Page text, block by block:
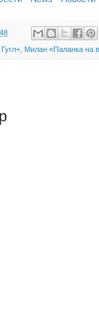
Гугл+ Милан «Паланка на